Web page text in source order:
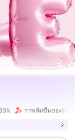
การเพิ่มขึ้นของผู้ติด